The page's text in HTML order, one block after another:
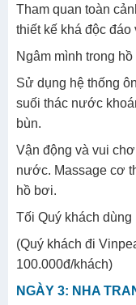
Tham quan toàn
thiết kế khá độc đáo
Ngâm mình trong
Sử dụng hệ thống
suối thác nước
bùn.
Vận động và vui
nước. Massage cơ
hồ bơi.
Tối Quý khách
(Quý khách đi
100.000đ/khách)
NGÀY 3: NHA